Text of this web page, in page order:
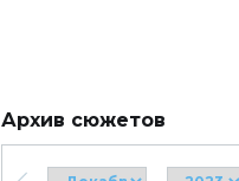
Архив сюжетов